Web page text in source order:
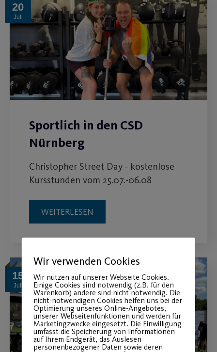
20
Juli
Sportlich in den CSD
Nürnberg
Christopher Street Day - kostenlose
Kursstunden vom 25.07.-06.08
WEITERLESEN
15
Juli
Wir verwenden Cookies
Wir nutzen auf unserer Webseite Cookies.
Einige Cookies sind notwendig (z.B. für den
Warenkorb) andere sind nicht notwendig. Die
nicht-notwendigen Cookies helfen uns bei der
Optimierung unseres Online-Angebotes,
unserer Webseitenfunktionen und werden für
Marketingzwecke eingesetzt. Die Einwilligung
umfasst die Speicherung von Informationen
auf Ihrem Endgerät, das Auslesen
personenbezogener Daten sowie deren